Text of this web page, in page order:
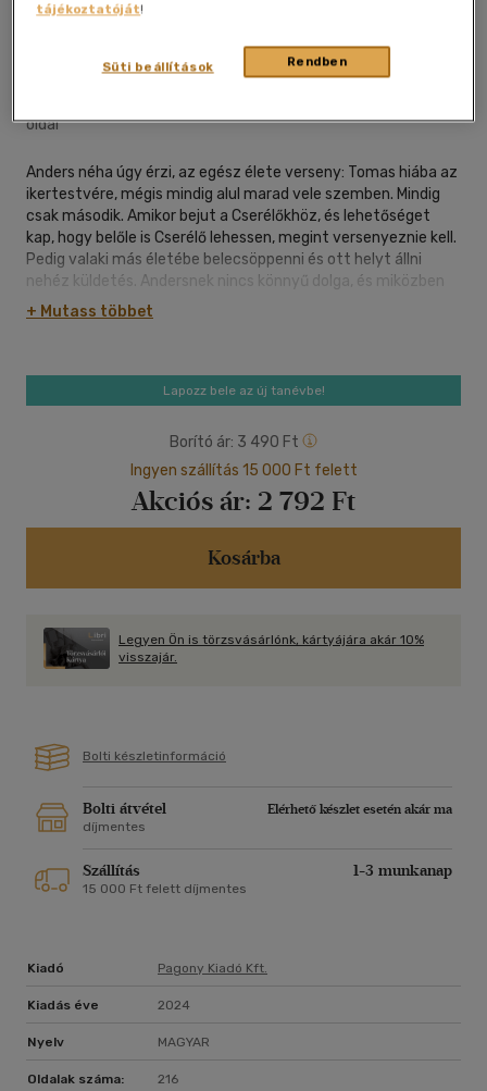
oldal
Anders néha úgy érzi, az egész élete verseny: Tomas hiába az
ikertestvére, mégis mindig alul marad vele szemben. Mindig
csak második. Amikor bejut a Cserélőkhöz, és lehetőséget
kap, hogy belőle is Cserélő lehessen, megint versenyeznie kell.
Pedig valaki más életébe belecsöppenni és ott helyt állni
nehéz küldetés. Andersnek nincs könnyű dolga, és miközben
mindenáron őriznie kell a Cserélés titkát, a saját életében is
fény derül egy régi titokra...
A Pagony 9-12 éveseknek szóló sorozatába, az Abszolút
Könyvekbe olyan olvasmányos és izgalmas könyveket
válogatunk, amelyek abszolút lendületesek, abszolút
de mégsem felszínesek, abszolút nem megterhelőek, de
mégis elgondolkodtatók. Van és lesz köztük magyar és
+ Mutass többet
Lapozz bele az új tanévbe!
Borító ár: 3 490 Ft
Ingyen szállítás 15 000 Ft felett
Akciós ár: 2 792 Ft
Kosárba
Legyen Ön is törzsvásárlónk, kártyájára akár 10%
visszajár.
Bolti készletinformáció
Bolti átvétel
Elérhető készlet esetén akár ma
díjmentes
Szállítás 1-3 munkanap
15 000 Ft felett díjmentes
Kiadó Pagony Kiadó Kft.
Kiadás éve 2024
Nyelv MAGYAR
Oldalak száma: 216
tájékoztatóját!
Rendben
Süti beállítások